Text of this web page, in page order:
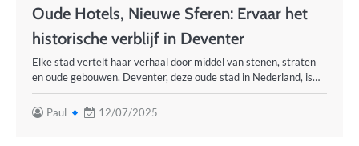
Oude Hotels, Nieuwe Sferen: Ervaar het
historische verblijf in Deventer
Elke stad vertelt haar verhaal door middel van stenen, straten
en oude gebouwen. Deventer, deze oude stad in Nederland, is…
Paul 12/07/2025